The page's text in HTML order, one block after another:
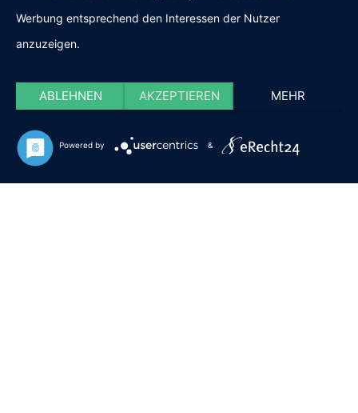
Werbung entsprechend den Interessen der Nutzer
anzuzeigen.
ABLEHNEN AKZEPTIEREN MEHR
Powered by &